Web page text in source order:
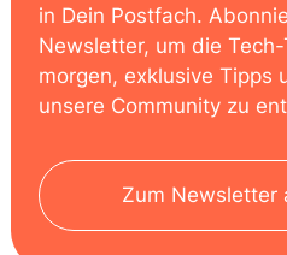
in Dein Postfach.
Newsletter, um die
morgen, exklusive Tipps
unsere Community zu
Zum Newsletter